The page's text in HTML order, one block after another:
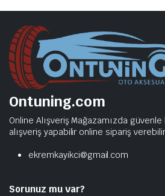
Ontuning.com
Online Alışveriş Mağazamızda
alışveriş yapabilir online sipariş
ekremkayikci@gmail.com
Sorunuz mu var?